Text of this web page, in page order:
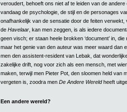
veroudert, behoeft ons niet af te leiden van de
vandaag de psychologie, de stijl en de personages
onafhankelijk van de sensatie door de feiten
de Havelaar , kan men zeggen, is als iedere
geen visch; er staan heele brokken ‘document’ in,
maar het genie van den auteur was meer waard dan
men den assistent-resident van Lebak, dat
zakelijke drift, nog voor zich als een mensch, met
maken, terwijl men Pieter Pot, den sloomen held van
vergeten is, zoodra men De Andere Wereldheeft
Een andere wereld?